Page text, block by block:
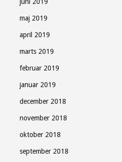
maj 2019
april 2019
marts 2019
februar 2019
januar 2019
december 2018
november 2018
oktober 2018
september 2018